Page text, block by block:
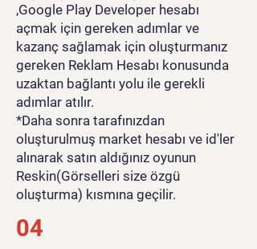
,Google Play Developer hesabı
açmak için gereken adımlar ve
kazanç sağlamak için oluşturmanız
gereken Reklam Hesabı konusunda
uzaktan bağlantı yolu ile gerekli
adımlar atılır.
*Daha sonra tarafınızdan
oluşturulmuş market hesabı ve id'ler
alınarak satın aldığınız oyunun
Reskin(Görselleri size özgü
oluşturma) kısmına geçilir.
04